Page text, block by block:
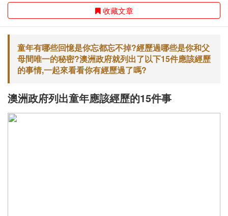
收藏文章
童年有哪些回憶是你忘都忘不掉?經歷過哪些是你和父
母間唯一的秘密?澳洲政府就列出了以下15件應該經歷
的事情,一起來看看你有經歷過了嗎?
澳洲政府列出童年應該經歷的15件事